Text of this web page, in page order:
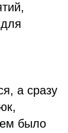
а сразу
было